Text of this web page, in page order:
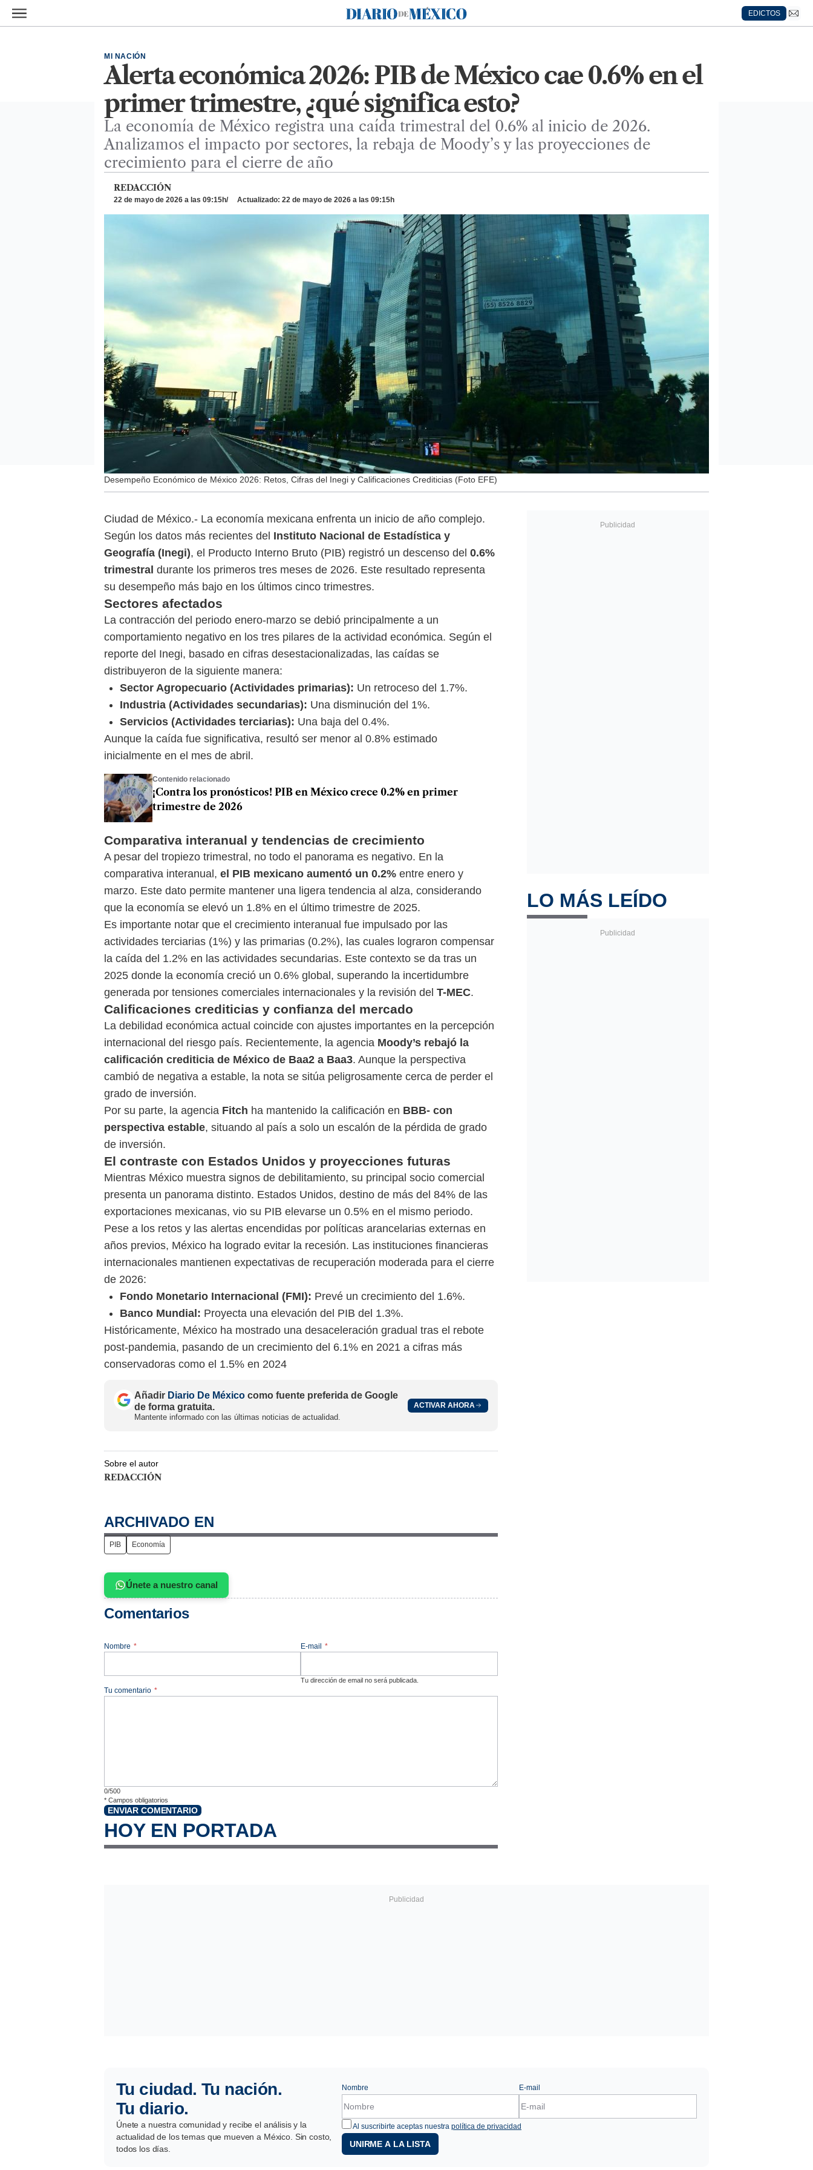
Ir al contenido principal
Diario de México
EDICTOS
Alerta económica 2026: PIB de México cae 0.6% en el
primer trimestre, ¿qué significa esto?
MI NACIÓN
La economía de México registra una caída trimestral del 0.6% al inicio de 2026.
Analizamos el impacto por sectores, la rebaja de Moody’s y las proyecciones de
crecimiento para el cierre de año
REDACCIÓN
22 de mayo de 2026 a las 09:15h Actualizado: 22 de mayo de 2026 a las 09:15h
Desempeño Económico de México 2026: Retos, Cifras del Inegi y Calificaciones Crediticias (Foto EFE)
Ciudad de México.- La economía mexicana enfrenta un inicio de año complejo.
Según los datos más recientes del Instituto Nacional de Estadística y
Geografía (Inegi), el Producto Interno Bruto (PIB) registró un descenso del 0.6%
trimestral durante los primeros tres meses de 2026. Este resultado representa
su desempeño más bajo en los últimos cinco trimestres.
Sectores afectados
La contracción del periodo enero-marzo se debió principalmente a un
comportamiento negativo en los tres pilares de la actividad económica. Según el
reporte del Inegi, basado en cifras desestacionalizadas, las caídas se
distribuyeron de la siguiente manera:
Sector Agropecuario (Actividades primarias): Un retroceso del 1.7%.
Industria (Actividades secundarias): Una disminución del 1%.
Servicios (Actividades terciarias): Una baja del 0.4%.
Aunque la caída fue significativa, resultó ser menor al 0.8% estimado
inicialmente en el mes de abril.
Contenido relacionado
¡Contra los pronósticos! PIB en México crece 0.2% en primer
trimestre de 2026
Comparativa interanual y tendencias de crecimiento
A pesar del tropiezo trimestral, no todo el panorama es negativo. En la
comparativa interanual, el PIB mexicano aumentó un 0.2% entre enero y
marzo. Este dato permite mantener una ligera tendencia al alza, considerando
que la economía se elevó un 1.8% en el último trimestre de 2025.
Es importante notar que el crecimiento interanual fue impulsado por las
actividades terciarias (1%) y las primarias (0.2%), las cuales lograron compensar
la caída del 1.2% en las actividades secundarias. Este contexto se da tras un
2025 donde la economía creció un 0.6% global, superando la incertidumbre
generada por tensiones comerciales internacionales y la revisión del T-MEC.
Calificaciones crediticias y confianza del mercado
La debilidad económica actual coincide con ajustes importantes en la percepción
internacional del riesgo país. Recientemente, la agencia Moody’s rebajó la
calificación crediticia de México de Baa2 a Baa3. Aunque la perspectiva
cambió de negativa a estable, la nota se sitúa peligrosamente cerca de perder el
grado de inversión.
Por su parte, la agencia Fitch ha mantenido la calificación en BBB- con
perspectiva estable, situando al país a solo un escalón de la pérdida de grado
de inversión.
El contraste con Estados Unidos y proyecciones futuras
Mientras México muestra signos de debilitamiento, su principal socio comercial
presenta un panorama distinto. Estados Unidos, destino de más del 84% de las
exportaciones mexicanas, vio su PIB elevarse un 0.5% en el mismo periodo.
Pese a los retos y las alertas encendidas por políticas arancelarias externas en
años previos, México ha logrado evitar la recesión. Las instituciones financieras
internacionales mantienen expectativas de recuperación moderada para el cierre
de 2026:
Fondo Monetario Internacional (FMI): Prevé un crecimiento del 1.6%.
Banco Mundial: Proyecta una elevación del PIB del 1.3%.
Históricamente, México ha mostrado una desaceleración gradual tras el rebote
post-pandemia, pasando de un crecimiento del 6.1% en 2021 a cifras más
conservadoras como el 1.5% en 2024
Añadir Diario De México como fuente preferida de Google
de forma gratuita.
Mantente informado con las últimas noticias de actualidad.
ACTIVAR AHORA
Sobre el autor
REDACCIÓN
ARCHIVADO EN
PIB Economía
Únete a nuestro canal
Comentarios
Nombre * E-mail *
Tu dirección de email no será publicada.
Tu comentario *
0/500
* Campos obligatorios
ENVIAR COMENTARIO
HOY EN PORTADA
LO MÁS LEÍDO
Tu ciudad. Tu nación.
Tu diario.
Únete a nuestra comunidad y recibe el análisis y la
actualidad de los temas que mueven a México. Sin costo,
todos los días.
Nombre E-mail
Al suscribirte aceptas nuestra política de privacidad
UNIRME A LA LISTA